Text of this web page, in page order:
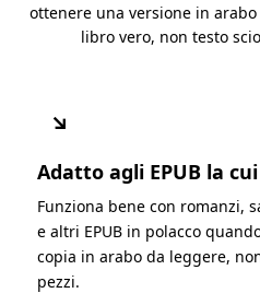
ottenere una versione in
libro vero, non testo
↘
Adatto agli EPUB la
Funziona bene con romanzi,
e altri EPUB in polacco
copia in arabo da leggere,
pezzi.